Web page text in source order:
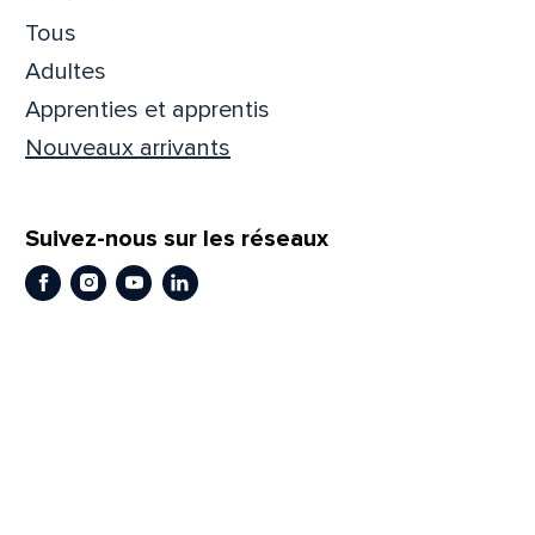
Tous
Adultes
Apprenties et apprentis
Nouveaux arrivants
Suivez-nous sur les réseaux
Facebook
Instagram
YoutubeLinkedIn